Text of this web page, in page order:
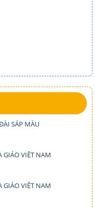
SÁP MÀU
GIÁO VIỆT NAM
GIÁO VIỆT NAM